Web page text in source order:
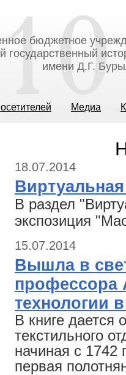
бюджетное
государственный
имени Д.Г.
Медиа
18.07.2014
В раздел
экспозиция
15.07.2014
Вышла в
профессора
технологии
В книге дается
текстильного
начиная с 1742
первая